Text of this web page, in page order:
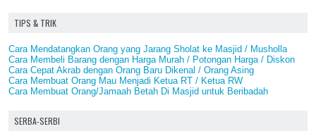
TIPS & TRIK
Cara Mendatangkan Orang yang Jarang Sholat ke Masjid / Musholla
Cara Membeli Barang dengan Harga Murah / Potongan Harga / Diskon
Cara Cepat Akrab dengan Orang Baru Dikenal / Orang Asing
Cara Membuat Orang Mau Menjadi Ketua RT / Ketua RW
Cara Membuat Orang/Jamaah Betah Di Masjid untuk Beribadah
SERBA-SERBI